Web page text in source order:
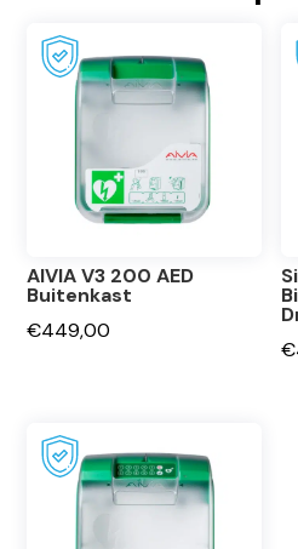
AIVIA V3 200 AED
Buitenkast
€449,00
€